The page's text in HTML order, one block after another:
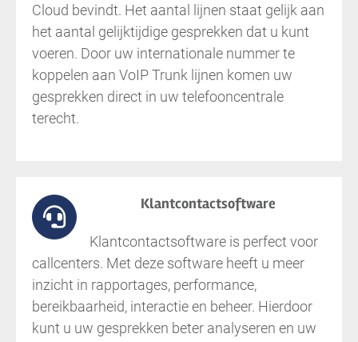
Cloud bevindt. Het aantal lijnen staat gelijk aan
het aantal gelijktijdige gesprekken dat u kunt
voeren. Door uw internationale nummer te
koppelen aan VoIP Trunk lijnen komen uw
gesprekken direct in uw telefooncentrale
terecht.
Klantcontactsoftware
Klantcontactsoftware is perfect voor
callcenters. Met deze software heeft u meer
inzicht in rapportages, performance,
bereikbaarheid, interactie en beheer. Hierdoor
kunt u uw gesprekken beter analyseren en uw